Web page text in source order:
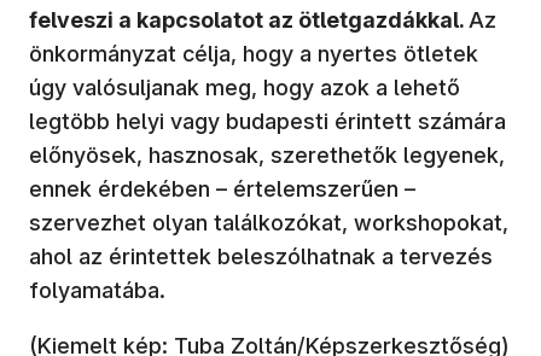
felveszi a kapcsolatot az ötletgazdákkal. Az
önkormányzat célja, hogy a nyertes ötletek
úgy valósuljanak meg, hogy azok a lehető
legtöbb helyi vagy budapesti érintett számára
előnyösek, hasznosak, szerethetők legyenek,
ennek érdekében – értelemszerűen –
szervezhet olyan találkozókat, workshopokat,
ahol az érintettek beleszólhatnak a tervezés
folyamatába.
(Kiemelt kép: Tuba Zoltán/Képszerkesztőség)